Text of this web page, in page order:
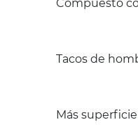
Compuesto
Tacos de
Más